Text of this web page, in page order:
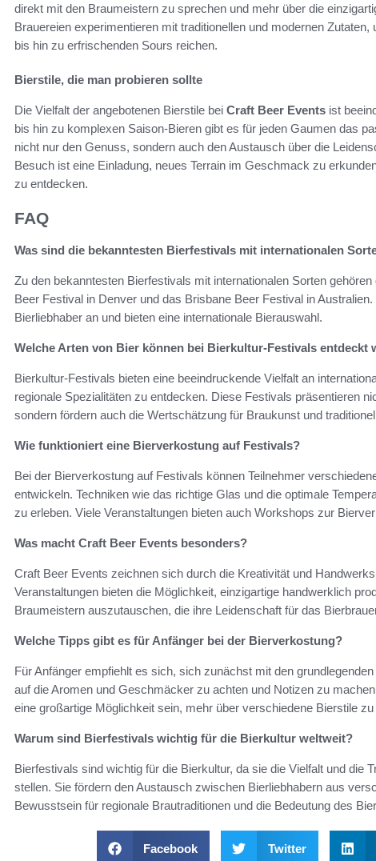
direkt mit den Braumeistern zu sprechen und mehr über die
Brauereien experimentieren mit traditionellen und modernen
bis hin zu erfrischenden Sours reichen.
Bierstile, die man probieren sollte
Die Vielfalt der angebotenen Bierstile bei Craft Beer Events ist
bis hin zu komplexen Saison-Bieren gibt es für jeden Gaumen das
nicht nur den Genuss, sondern auch den Austausch über die
Besuch ist eine Einladung, neues Terrain im Geschmack zu
zu entdecken.
FAQ
Was sind die bekanntesten Bierfestivals mit internationalen
Zu den bekanntesten Bierfestivals mit internationalen Sorten
Beer Festival in Denver und das Brisbane Beer Festival in
Bierliebhaber an und bieten eine internationale Bierauswahl.
Welche Arten von Bier können bei Bierkultur-Festivals entdeckt
Bierkultur-Festivals bieten eine beeindruckende Vielfalt an
regionale Spezialitäten zu entdecken. Diese Festivals präsentieren
sondern fördern auch die Wertschätzung für Braukunst und
Wie funktioniert eine Bierverkostung auf Festivals?
Bei der Bierverkostung auf Festivals können Teilnehmer
entwickeln. Techniken wie das richtige Glas und die optimale
zu erleben. Viele Veranstaltungen bieten auch Workshops zur
Was macht Craft Beer Events besonders?
Craft Beer Events zeichnen sich durch die Kreativität und
Veranstaltungen bieten die Möglichkeit, einzigartige handwerklich
Braumeistern auszutauschen, die ihre Leidenschaft für das
Welche Tipps gibt es für Anfänger bei der Bierverkostung?
Für Anfänger empfiehlt es sich, sich zunächst mit den
auf die Aromen und Geschmäcker zu achten und Notizen zu
eine großartige Möglichkeit sein, mehr über verschiedene Bierstile zu
Warum sind Bierfestivals wichtig für die Bierkultur weltweit?
Bierfestivals sind wichtig für die Bierkultur, da sie die Vielfalt und die
stellen. Sie fördern den Austausch zwischen Bierliebhabern aus
Bewusstsein für regionale Brautraditionen und die Bedeutung des
Facebook Twitter